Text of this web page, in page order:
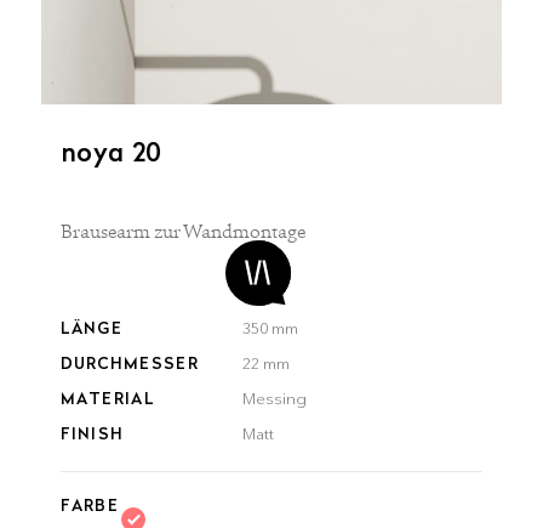
noya 20
Brausearm zur Wandmontage
LÄNGE 350 mm
DURCHMESSER 22 mm
MATERIAL Messing
FINISH Matt
FARBE